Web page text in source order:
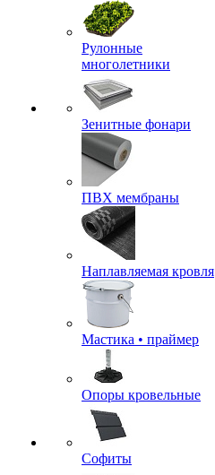
Рулонные
многолетники
Зенитные фонари
ПВХ мембраны
Наплавляемая кровля
Мастика • праймер
Опоры кровельные
Софиты